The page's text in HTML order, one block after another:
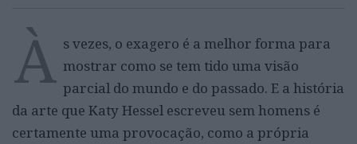
À s vezes, o exagero é a melhor forma para
mostrar como se tem tido uma visão
parcial do mundo e do passado. E a história
da arte que Katy Hessel escreveu sem homens é
certamente uma provocação, como a própria